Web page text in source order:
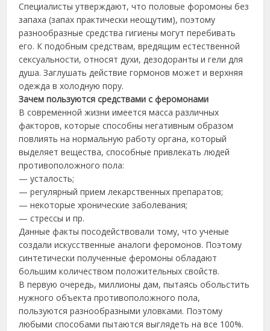
Специалисты утверждают, что половые форомоны без
запаха (запах практически неощутим), поэтому
разнообразные средства гигиены могут перебивать
его. К подобным средствам, вредящим естественной
сексуальности, относят духи, дезодоранты и гели для
душа. Заглушать действие гормонов может и верхняя
одежда в холодную пору.
Зачем пользуются средствами с феромонами
В современной жизни имеется масса различных
факторов, которые способны негативным образом
повлиять на нормальную работу органа, который
выделяет вещества, способные привлекать людей
противоположного пола:
— усталость;
— регулярный прием лекарственных препаратов;
— некоторые хронические заболевания;
— стрессы и пр.
Данные факты посодействовали тому, что ученые
создали искусственные аналоги феромонов. Поэтому
синтетически полученные феромоны обладают
большим количеством положительных свойств.
В первую очередь, миллионы дам, пытаясь обольстить
нужного объекта противоположного пола,
пользуются разнообразными уловками. Поэтому
любыми способами пытаются выглядеть на все 100%.